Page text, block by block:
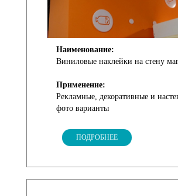
Наименование:
Виниловые наклейки на стену
Применение:
Рекламные, декоративные и
фото варианты
ПОДРОБНЕЕ